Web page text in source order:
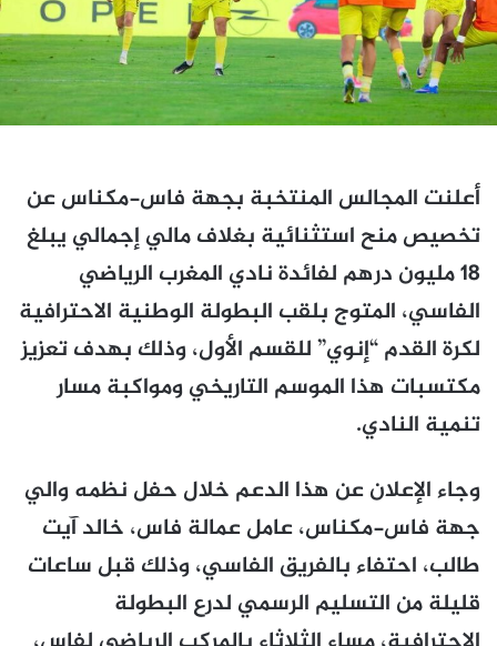
أعلنت المجالس المنتخبة بجهة فاس-مكناس عن
تخصيص منح استثنائية بغلاف مالي إجمالي يبلغ
18 مليون درهم لفائدة نادي المغرب الرياضي
الفاسي، المتوج بلقب البطولة الوطنية الاحترافية
لكرة القدم “إنوي” للقسم الأول، وذلك بهدف تعزيز
مكتسبات هذا الموسم التاريخي ومواكبة مسار
تنمية النادي.
وجاء الإعلان عن هذا الدعم خلال حفل نظمه والي
جهة فاس-مكناس، عامل عمالة فاس، خالد آيت
طالب، احتفاء بالفريق الفاسي، وذلك قبل ساعات
قليلة من التسليم الرسمي لدرع البطولة